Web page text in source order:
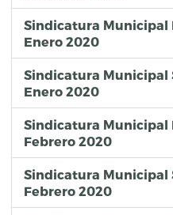
Sindicatura Municipal
Enero 2020
Sindicatura Municipal
Enero 2020
Sindicatura Municipal
Febrero 2020
Sindicatura Municipal
Febrero 2020